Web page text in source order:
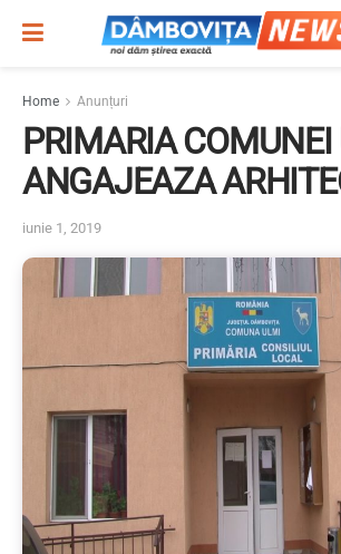
Home Anunțuri
PRIMARIA COMUNEI
ANGAJEAZA
iunie 1, 2019